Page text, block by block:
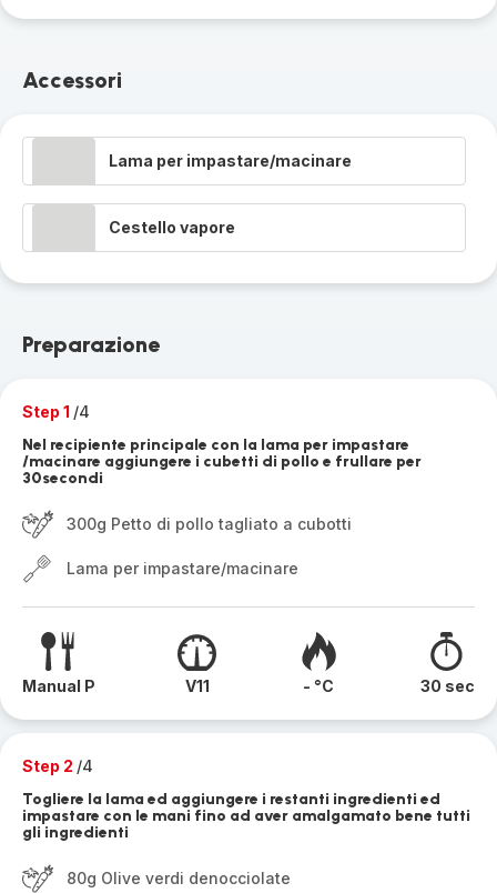
Accessori
Lama per impastare/macinare
Cestello vapore
Preparazione
Step 1 /4
Nel recipiente principale con la lama per impastare
/macinare aggiungere i cubetti di pollo e frullare per
30secondi
300g Petto di pollo tagliato a cubotti
Lama per impastare/macinare
Manual P V11 - °C 30 sec
Step 2 /4
Togliere la lama ed aggiungere i restanti ingredienti ed
impastare con le mani fino ad aver amalgamato bene tutti
gli ingredienti
80g Olive verdi denocciolate